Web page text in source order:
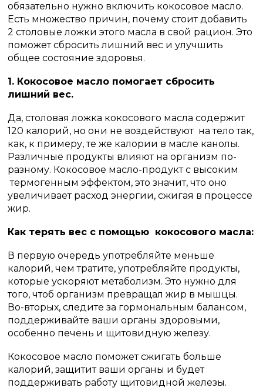
обязательно нужно включить кокосовое масло.
Есть множество причин, почему стоит добавить
2 столовые ложки этого масла в свой рацион. Это
поможет сбросить лишний вес и улучшить
общее состояние здоровья.
1. Кокосовое масло помогает сбросить
лишний вес.
Да, столовая ложка кокосового масла содержит
120 калорий, но они не воздействуют на тело так,
как, к примеру, те же калории в масле канолы.
Различные продукты влияют на организм по-
разному. Кокосовое масло-продукт с высоким
термогенным эффектом, это значит, что оно
увеличивает расход энергии, сжигая в процессе
жир.
Как терять вес с помощью кокосового масла:
В первую очередь употребляйте меньше
калорий, чем тратите, употребляйте продукты,
которые ускоряют метаболизм. Это нужно для
того, чтоб организм превращал жир в мышцы.
Во-вторых, следите за гормональным балансом,
поддерживайте ваши органы здоровыми,
особенно печень и щитовидную железу.
Кокосовое масло поможет сжигать больше
калорий, защитит ваши органы и будет
поддерживать работу щитовидной железы.